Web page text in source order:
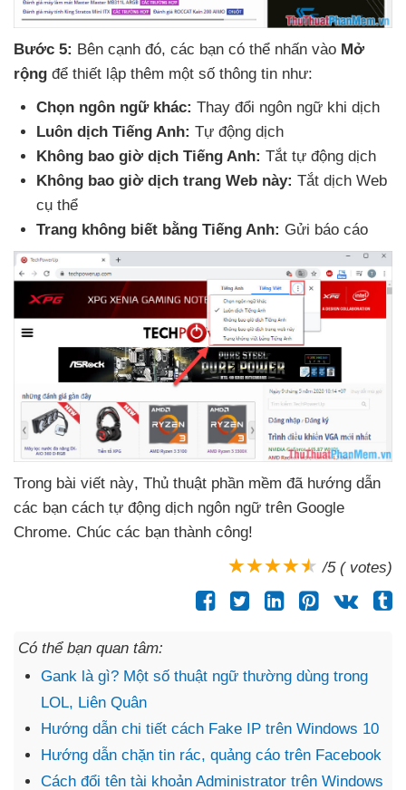
Bước 5: Bên cạnh đó, các bạn có thể nhấn vào Mở
rộng để thiết lập thêm một số thông tin như:
Chọn ngôn ngữ khác: Thay đổi ngôn ngữ khi dịch
Luôn dịch Tiếng Anh: Tự động dịch
Không bao giờ dịch Tiếng Anh: Tắt tự động dịch
Không bao giờ dịch trang Web này: Tắt dịch Web
cụ thể
Trang không biết bằng Tiếng Anh: Gửi báo cáo
Trong bài viết này, Thủ thuật phần mềm đã hướng dẫn
các bạn cách tự động dịch ngôn ngữ trên Google
Chrome. Chúc các bạn thành công!
/5 ( votes)
Có thể bạn quan tâm:
Gank là gì? Một số thuật ngữ thường dùng trong
LOL, Liên Quân
Hướng dẫn chi tiết cách Fake IP trên Windows 10
Hướng dẫn chặn tin rác, quảng cáo trên Facebook
Cách đổi tên tài khoản Administrator trên Windows